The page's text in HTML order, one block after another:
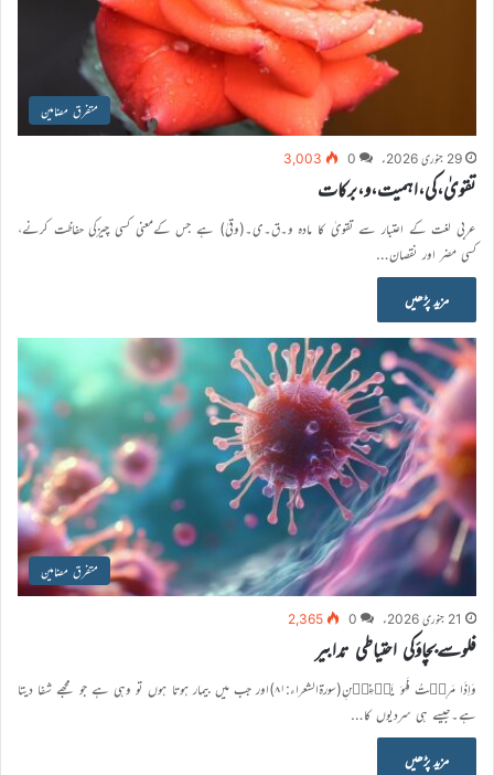
متفرق مضامین
29 جنوری 2026ء 0
3,003
تقویٰ،کی،اہمیت،و،برکات
عربی لغت کے اعتبار سے تقویٰ کا مادہ و۔ق۔ی۔(وقیٰ) ہے جس کےمعنی کسی چیزکی حفاظت کرنے،
کسی مضر اور نقصان…
مزید پڑھیں
متفرق مضامین
21 جنوری 2026ء 0
2,365
فلوسےبچاؤکی احتیاطی تدابیر
وَاِذَا مَرِضۡتُ فَہُوَ یَشۡفِیۡنِ(سورۃالشعراء:۸۱)اور جب میں بیمار ہوتا ہوں تو وہی ہے جو مجھے شفا دیتا
ہے۔جیسے ہی سردیوں کا…
مزید پڑھیں